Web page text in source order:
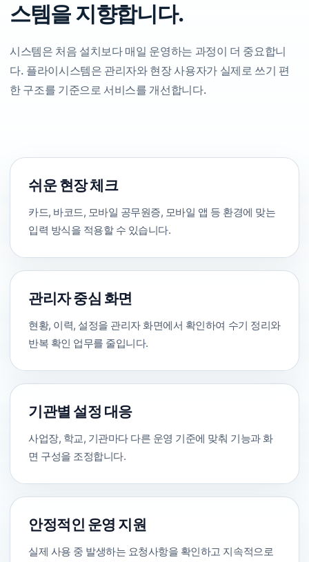
스템을 지향합니다.
시스템은 처음 설치보다 매일 운영하는 과정이 더 중요합니
다. 플라이시스템은 관리자와 현장 사용자가 실제로 쓰기 편
한 구조를 기준으로 서비스를 개선합니다.
쉬운 현장 체크
카드, 바코드, 모바일 공무원증, 모바일 앱 등 환경에 맞는
입력 방식을 적용할 수 있습니다.
관리자 중심 화면
현황, 이력, 설정을 관리자 화면에서 확인하여 수기 정리와
반복 확인 업무를 줄입니다.
기관별 설정 대응
사업장, 학교, 기관마다 다른 운영 기준에 맞춰 기능과 화
면 구성을 조정합니다.
안정적인 운영 지원
실제 사용 중 발생하는 요청사항을 확인하고 지속적으로